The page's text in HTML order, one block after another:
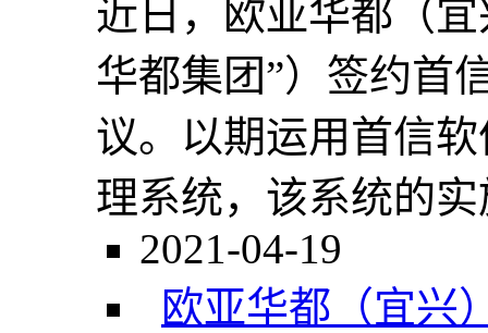
近日，欧亚华都（
华都集团”）签约首
议。以期运用首信
理系统，该系统的
2021-04-19
欧亚华都（宜兴